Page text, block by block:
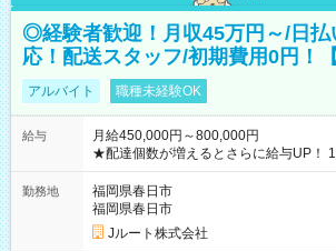
◎経験者歓迎！月収45万円～/日払
応！配送スタッフ/初期費用0円！
アルバイト 職種未経験OK
給与
月給450,000円～800,000円
★配達個数が増えるとさらに給与UP！
ど！ ・主要都市エリア 月収55万円／週5日稼働 月収65万~112
万円／週6日稼働 ・地方郊外エリア 月収40万円／週5日稼働 月
収40万円~50万円／週6日稼働 ＜モデルイメージ＞ ■月収50万
円 (27歳男性/江東区在住)※元建築関係 1
(日休み) ■月収80万円(43歳男性/墨田区在住)※元営業 1日200個
勤務地
福岡県春日市
福岡県春日市
Jルート株式会社